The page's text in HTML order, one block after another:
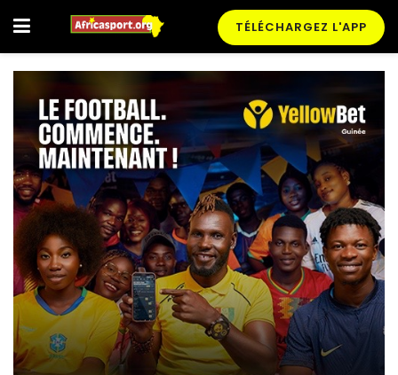
TÉLÉCHARGEZ L'APP